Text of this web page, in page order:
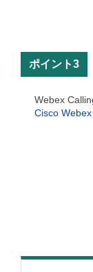
ポイント3
Webex
Cisco